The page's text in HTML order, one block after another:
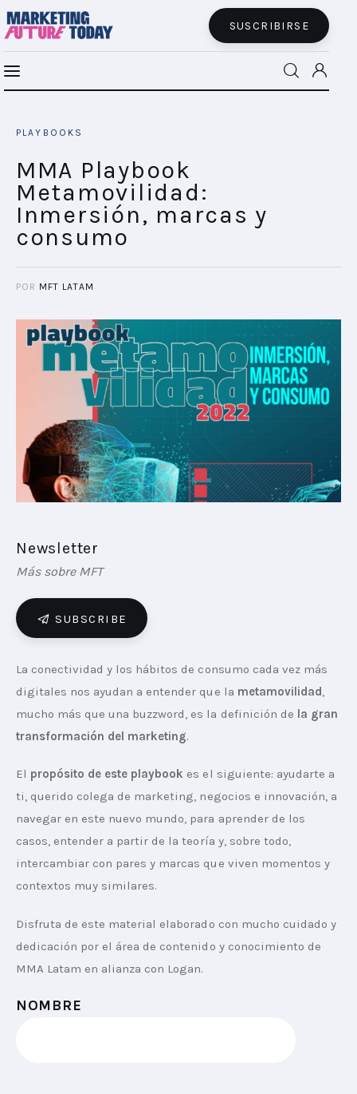
SUSCRIBIRSE
INSIGHTS
FUTURE BRAND LAB
CONECTADES
PODCAST
PLAYBOOKS
NOVEDADES DE LOS MIEMBROS
PLAYBOOKS
MMA Playbook
Metamovilidad:
Inmersión, marcas y
consumo
POR MFT LATAM
Newsletter
Más sobre MFT
SUBSCRIBE
La conectividad y los hábitos de consumo cada vez más
digitales nos ayudan a entender que la metamovilidad,
mucho más que una buzzword, es la definición de la gran
transformación del marketing.
El propósito de este playbook es el siguiente: ayudarte a
ti, querido colega de marketing, negocios e innovación, a
navegar en este nuevo mundo, para aprender de los
casos, entender a partir de la teoría y, sobre todo,
intercambiar con pares y marcas que viven momentos y
contextos muy similares.
Disfruta de este material elaborado con mucho cuidado y
dedicación por el área de contenido y conocimiento de
MMA Latam en alianza con Logan.
NOMBRE